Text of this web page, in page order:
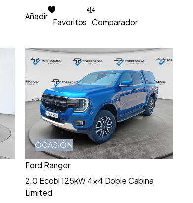
Añadir
Favoritos Comparador
OCASIÓN
Ford Ranger
2.0 Ecobl 125kW 4×4 Doble Cabina
Limited